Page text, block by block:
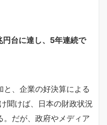
台に達し、5年連続で
、企業の好決算による
聞けば、日本の財政状況
。だが、政府やメディア